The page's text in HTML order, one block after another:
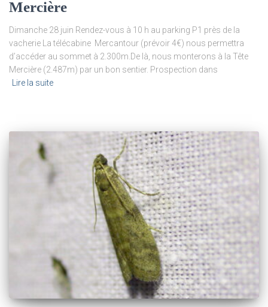
Mercière
Dimanche 28 juin Rendez-vous à 10 h au parking P1 près de la
vacherie La télécabine Mercantour (prévoir 4€) nous permettra
d’accéder au sommet à 2.300m.De là, nous monterons à la Tête
Mercière (2.487m) par un bon sentier. Prospection dans
Lire la suite